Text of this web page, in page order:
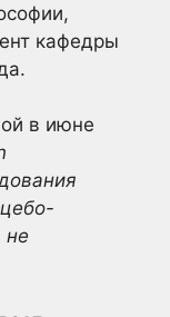
кафедры
в июне
не